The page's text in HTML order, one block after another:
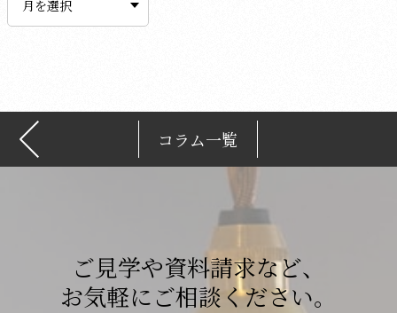
イ
コラム一覧
ご見学や資料請求など、
お気軽にご相談ください。